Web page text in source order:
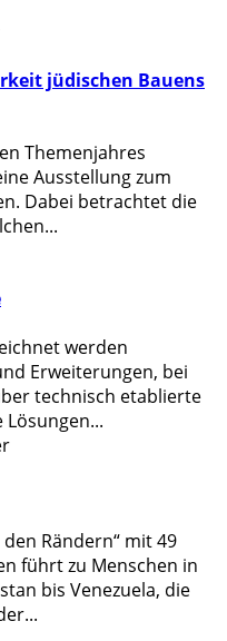
jüdischen Bauens
Themenjahres
Ausstellung zum
Dabei betrachtet die
...
werden
Erweiterungen, bei
technisch etablierte
Lösungen...
Rändern“ mit 49
führt zu Menschen in
bis Venezuela, die
...